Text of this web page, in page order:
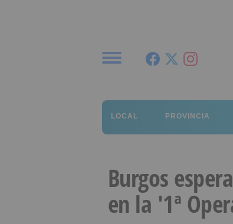
LOCAL PROVINCIA
Burgos
en la '1ª